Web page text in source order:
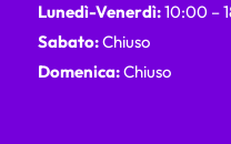
Lunedì-Venerdì:10:00 –
Sabato:Chiuso
Domenica:Chiuso